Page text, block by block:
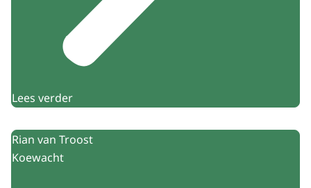
Lees verder
Rian van Troost
Koewacht